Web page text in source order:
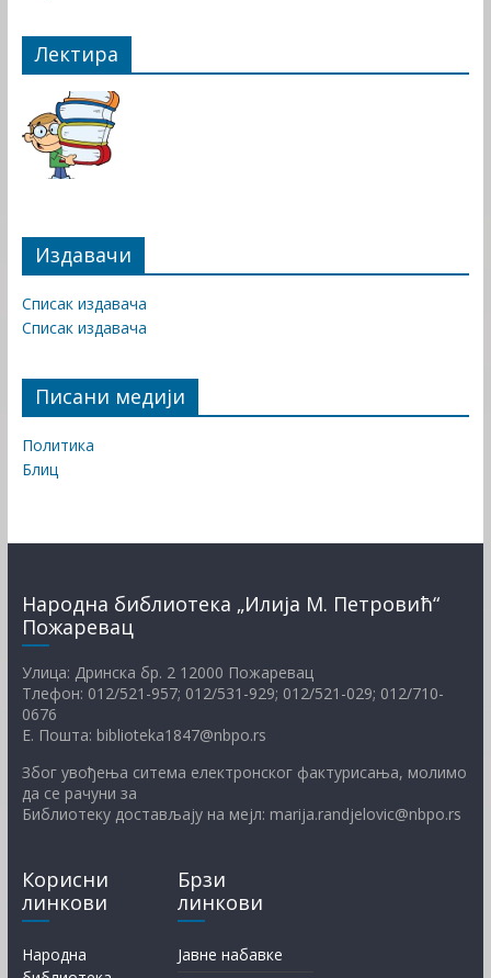
Лектира
Издавачи
Списак издавача
Списак издавача
Писани медији
Политика
Блиц
Народна библиотека „Илија М. Петровић“
Пожаревац
Улица: Дринска бр. 2 12000 Пожаревац
Тлефон: 012/521-957; 012/531-929; 012/521-029; 012/710-
0676
Е. Пошта: biblioteka1847@nbpo.rs
Због увођења ситема електронског фактурисања, молимо
да се рачуни за
Библиотеку достављају на мејл: marija.randjelovic@nbpo.rs
Корисни
линкови
Народна
Брзи
линкови
Јавне набавке